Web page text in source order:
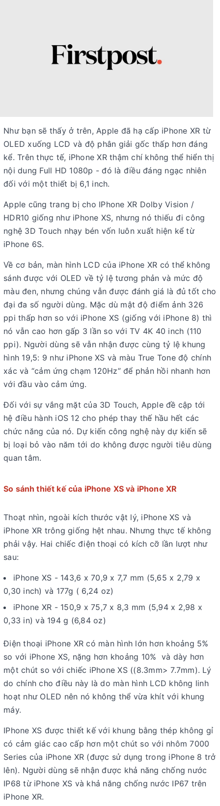
Như bạn sẽ thấy ở trên, Apple đã hạ cấp iPhone XR từ
OLED xuống LCD và độ phân giải gốc thấp hơn đáng
kể. Trên thực tế, iPhone XR thậm chí không thể hiển thị
nội dung Full HD 1080p - đó là điều đáng ngạc nhiên
đối với một thiết bị 6,1 inch.
Apple cũng trang bị cho IPhone XR Dolby Vision /
HDR10 giống như iPhone XS, nhưng nó thiếu đi công
nghệ 3D Touch nhạy bén vốn luôn xuất hiện kể từ
iPhone 6S.
Về cơ bản, màn hình LCD của iPhone XR có thể không
sánh được với OLED về tỷ lệ tương phản và mức độ
màu đen, nhưng chúng vẫn được đánh giá là đủ tốt cho
đại đa số người dùng. Mặc dù mật độ điểm ảnh 326
ppi thấp hơn so với iPhone XS (giống với iPhone 8) thì
nó vẫn cao hơn gấp 3 lần so với TV 4K 40 inch (110
ppi). Người dùng sẽ vẫn nhận được cùng tỷ lệ khung
hình 19,5: 9 như iPhone XS và màu True Tone độ chính
xác và “cảm ứng chạm 120Hz” để phản hồi nhanh hơn
với đầu vào cảm ứng.
Đối với sự vắng mặt của 3D Touch, Apple đề cập tới
hệ điều hành iOS 12 cho phép thay thế hầu hết các
chức năng của nó. Dự kiến công nghệ này dự kiến ​​sẽ
bị loại bỏ vào năm tới do không được người tiêu dùng
quan tâm.
So sánh thiết kế của iPhone XS và iPhone XR
Thoạt nhìn, ngoài kích thước vật lý, iPhone XS và
iPhone XR trông giống hệt nhau. Nhưng thực tế không
phải vậy. Hai chiếc điện thoại có kích cỡ lần lượt như
sau:
iPhone XS - 143,6 x 70,9 x 7,7 mm (5,65 x 2,79 x
0,30 inch) và 177g ( 6,24 oz)
iPhone XR - 150,9 x 75,7 x 8,3 mm (5,94 x 2,98 x
0,33 in) và 194 g (6,84 oz)
Điện thoại iPhone XR có màn hình lớn hơn khoảng 5%
so với iPhone XS, nặng hơn khoảng 10% và dày hơn
một chút so với chiếc iPhone XS ((8.3mm> 7.7mm). Lý
do chính cho điều này là do màn hình LCD không linh
hoạt như OLED nên nó không thể vừa khít với khung
máy.
IPhone XS được thiết kế với khung bằng thép không gỉ
có cảm giác cao cấp hơn một chút so với nhôm 7000
Series của iPhone XR (được sử dụng trong iPhone 8 trở
lên). Người dùng sẽ nhận được khả năng chống nước
IP68 từ iPhone XS và khả năng chống nước IP67 trên
iPhone XR.